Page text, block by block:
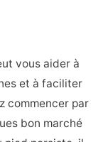
vous aider à
et à faciliter
commencer par
bon marché